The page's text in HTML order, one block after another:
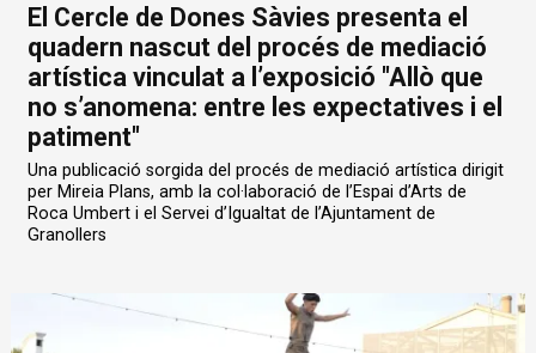
El Cercle de Dones Sàvies presenta el
quadern nascut del procés de mediació
artística vinculat a l’exposició "Allò que
no s’anomena: entre les expectatives i el
patiment"
Una publicació sorgida del procés de mediació artística dirigit
per Mireia Plans, amb la col·laboració de l’Espai d’Arts de
Roca Umbert i el Servei d’Igualtat de l’Ajuntament de
Granollers